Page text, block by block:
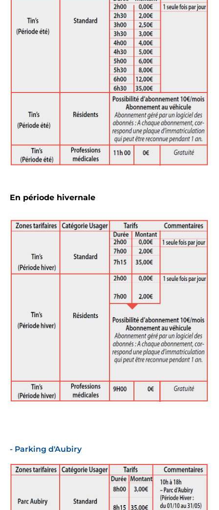
En période hivernale
- Parking d'Aubiry